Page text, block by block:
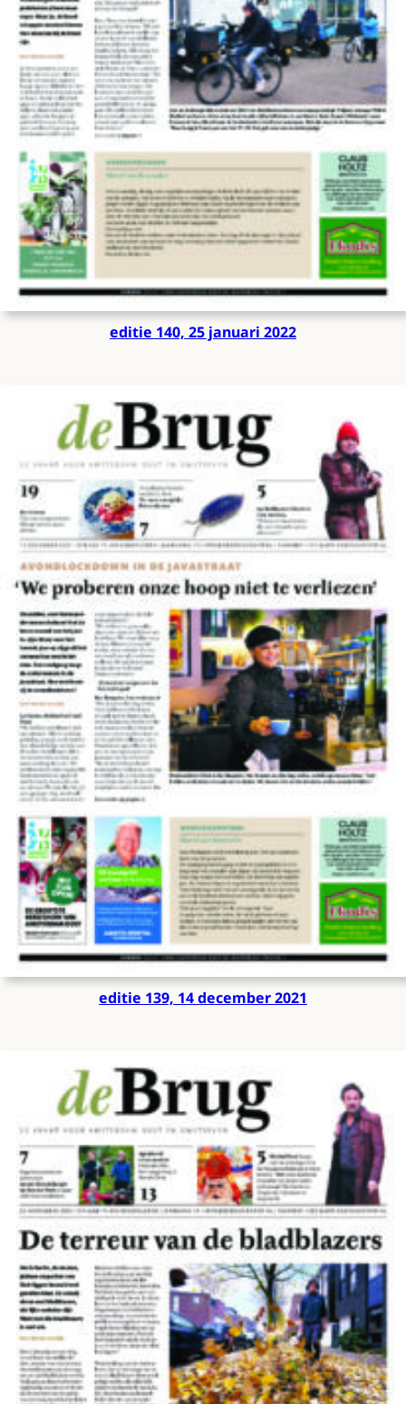
editie 140, 25 januari 2022
editie 139, 14 december 2021